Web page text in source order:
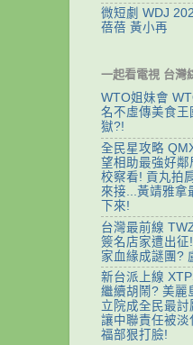
微短劇 WDJ
蓓蓓 黃小再
一起看電視 台灣
WTO姐妹會
名不虛傳美食
獄?!
全民星攻略
望相助最強好
校察看! 貢丸拍
來接...黃靖雅拿
下來!
台灣最前線
簽名店家遭出
家血緣成謎團?
新台派上線
繼續胡鬧? 美麗
立院成全民最
讓中聯責任被
福部狠打臉!